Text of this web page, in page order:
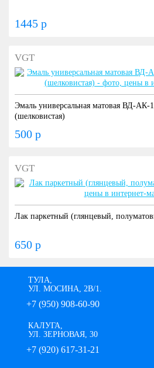
1445 р
VGT
Эмаль универсальная матовая ВД-АК-
(шелковистая)
500 р
VGT
Лак паркетный (глянцевый,
650 р
ТУЛА,
УЛ. МОСИНА, 2В/1.
+7 (950) 908-60-90
КАЛУГА,
УЛ. ЗЕРНОВАЯ, 30
+7 (920) 617-31-21